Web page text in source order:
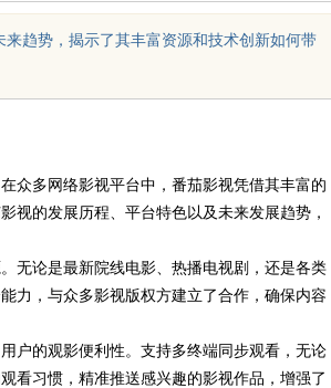
趋势，揭示了其丰富资源和技术创新如何带
众多网络影视平台中，番茄影视凭借其丰富的
视的发展历程、平台特色以及未来发展趋势，
无论是最新院线电影、热播电视剧，还是各类
力，与众多影视版权方建立了合作，确保内容
户的观影便利性。支持多终端同步观看，无论
看习惯，精准推送感兴趣的影视作品，增强了
时代的利器